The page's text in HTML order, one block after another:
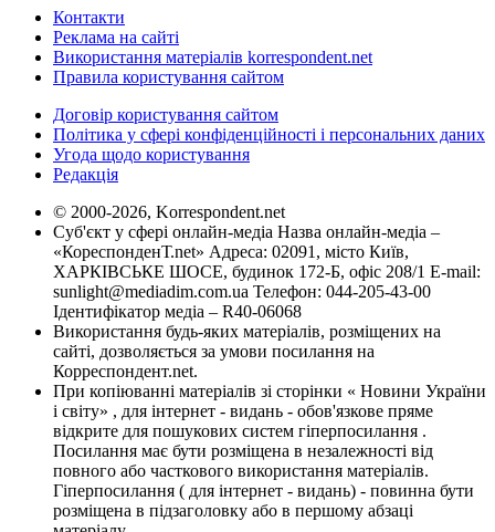
Контакти
Реклама на сайті
Використання матеріалів korrespondent.net
Правила користування сайтом
Договір користування сайтом
Політика у сфері конфіденційності і персональних даних
Угода щодо користування
Редакція
© 2000-2026, Korrespondent.net
Суб'єкт у сфері онлайн-медіа Назва онлайн-медіа –
«КореспонденТ.net» Адреса: 02091, місто Київ,
ХАРКІВСЬКЕ ШОСЕ, будинок 172-Б, офіс 208/1 E-mail:
sunlight@mediadim.com.ua Телефон: 044-205-43-00
Ідентифікатор медіа – R40-06068
Використання будь-яких матеріалів, розміщених на
сайті, дозволяється за умови посилання на
Корреспондент.net.
При копіюванні матеріалів зі сторінки « Новини України
і світу» , для інтернет - видань - обов'язкове пряме
відкрите для пошукових систем гіперпосилання .
Посилання має бути розміщена в незалежності від
повного або часткового використання матеріалів.
Гіперпосилання ( для інтернет - видань) - повинна бути
розміщена в підзаголовку або в першому абзаці